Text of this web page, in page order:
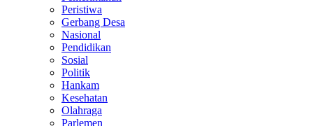
Peristiwa
Gerbang Desa
Nasional
Pendidikan
Sosial
Politik
Hankam
Kesehatan
Olahraga
Parlemen